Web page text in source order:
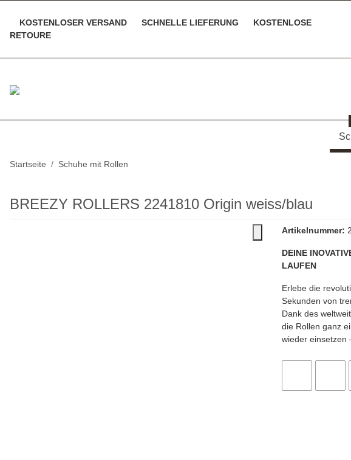
KOSTENLOSER VERSAND SCHNELLE LIEFERUNG
KOSTENLOSE
RETOURE
Startseite Schuhe mit Rollen
BREEZY ROLLERS 2241810 Origin weiss/blau
Artikelnummer:
DEINE
LAUFEN
Erlebe die
Sekunden von
Dank des
die Rollen ganz
wieder einsetzen